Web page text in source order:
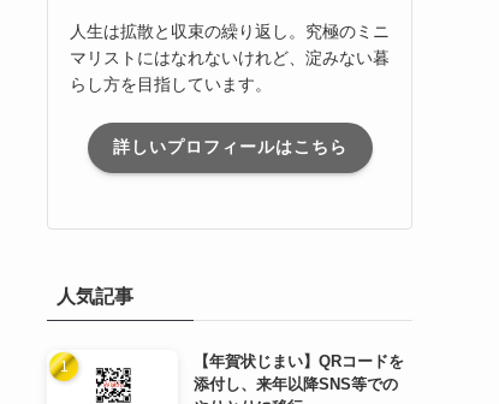
人生は拡散と収束の繰り返し。究極のミニ
マリストにはなれないけれど、淀みない暮
らし方を目指しています。
詳しいプロフィールはこちら
人気記事
【年賀状じまい】QRコードを
添付し、来年以降SNS等での